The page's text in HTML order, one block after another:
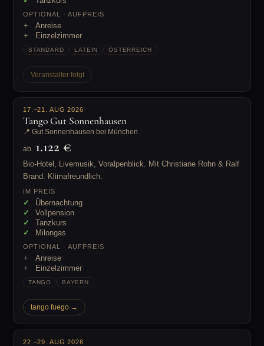
OPTIONAL · AUFPREIS
Anreise
Einzelzimmer
STANDARD LATEIN ÖSTERREICH
Veranstalter folgt
17.–21. AUG 2026
Tango Gut Sonnenhausen
📍 Gut Sonnenhausen bei München
ab 1.122 €
Bio-Hotel, Livemusik, Voralpenblick. Mit Christiane Rohn & Ralf
Brand. Klimafreundlich.
IM PREIS
Übernachtung
Vollpension
Tanzkurs
Milongas
OPTIONAL · AUFPREIS
Anreise
Einzelzimmer
TANGO BAYERN
tango fuego →
22.–29. AUG 2026